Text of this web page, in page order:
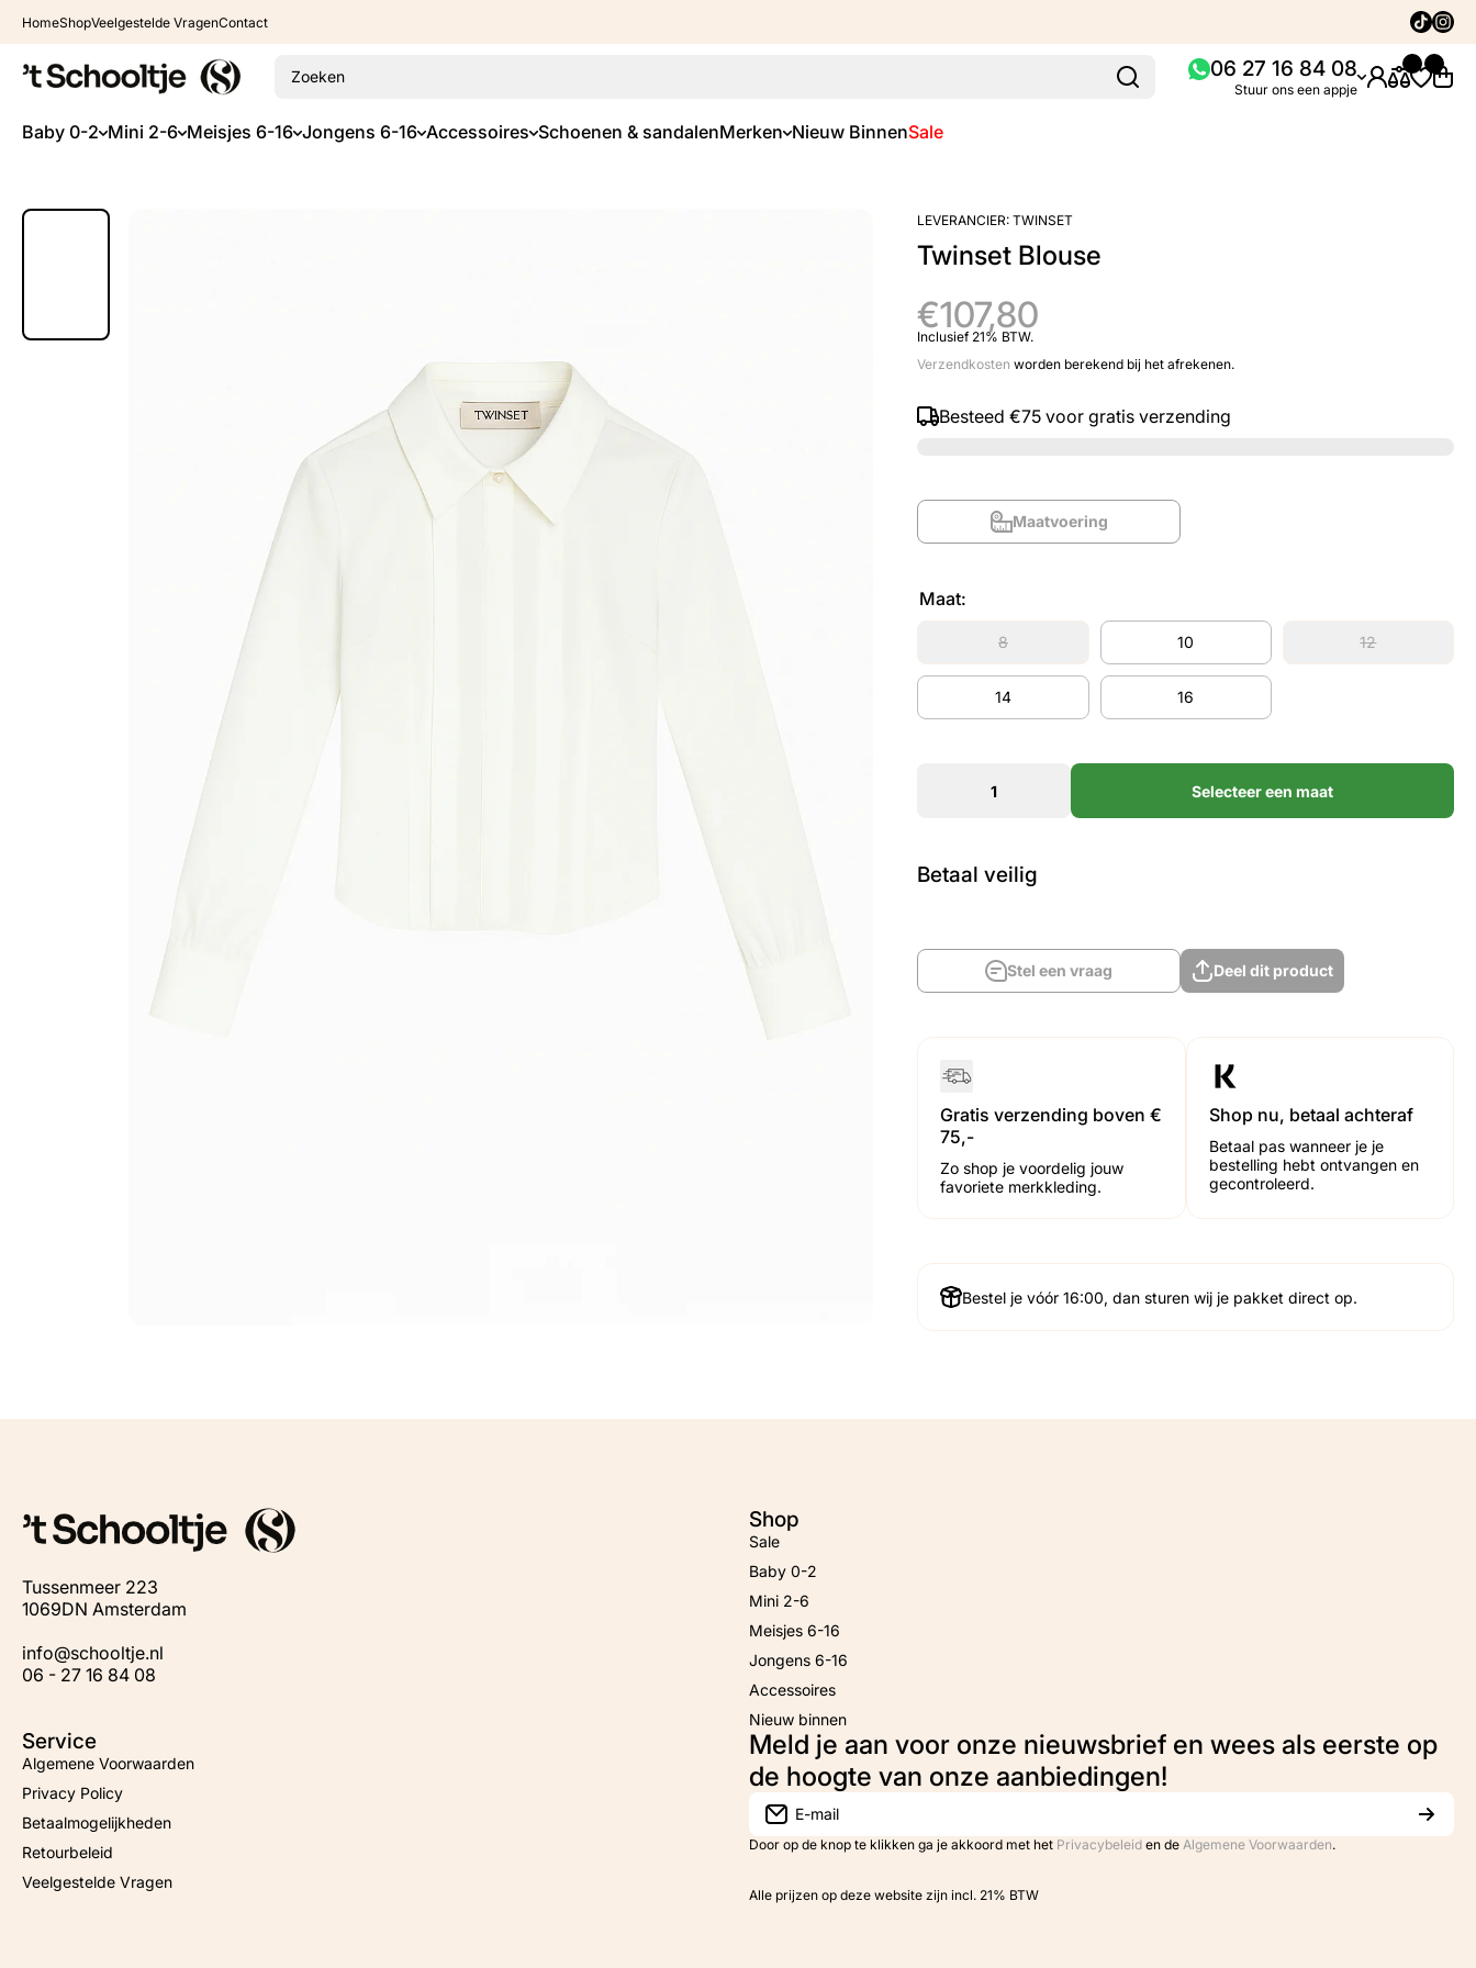
HomeShopVeelgestelde VragenContact Tiktok
Baby 0-2 Mini 2-6 Meisjes 6-16 Jongens 6-16 Accessoires Schoenen & sandalenMerken Nieuw BinnenSale
Zoeken 06 27 16 84 08
Stuur ons een appje
LEVERANCIER: TWINSET
Twinset Blouse
€107,80
Inclusief 21% BTW.
Verzendkosten worden berekend bij het afrekenen.
Besteed€75 voor gratis verzending
Maatvoering
Maat:
8 10 12
14 16
Selecteer een maat
Betaal veilig
Stel een vraag
Deel dit product
Gratis verzending boven €
75,-
Zo shop je voordelig jouw
favoriete merkkleding.
Shop nu, betaal achteraf
Betaal pas wanneer je je
bestelling hebt ontvangen en
gecontroleerd.
Bestel je vóór 16:00, dan sturen wij je pakket direct op.
Tussenmeer 223
1069DN Amsterdam
info@schooltje.nl
06 - 27 16 84 08
Shop
Sale
Baby 0-2
Mini 2-6
Meisjes 6-16
Jongens 6-16
Accessoires
Nieuw binnen
Service
Algemene Voorwaarden
Privacy Policy
Betaalmogelijkheden
Retourbeleid
Veelgestelde Vragen
Meld je aan voor onze nieuwsbrief en wees als eerste op
de hoogte van onze aanbiedingen!
E-mail
Door op de knop te klikken ga je akkoord met het Privacybeleid en de Algemene Voorwaarden.
Alle prijzen op deze website zijn incl. 21% BTW